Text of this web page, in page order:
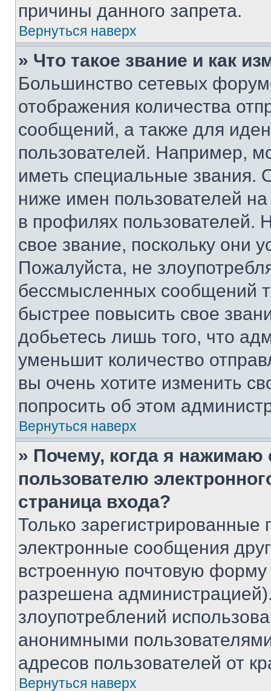
причины данного запрета.
Вернуться наверх
» Что такое звание и как
Большинство сетевых
отображения количества
сообщений, а также для
пользователей. Например,
иметь специальные звания.
ниже имен пользователей
в профилях
свое звание, поскольку они
Пожалуйста, не
бессмысленных сообщений
быстрее повысить свое
добьетесь лишь того, что
уменьшит количество
вы очень хотите изменить
попросить об этом
Вернуться наверх
» Почему, когда я нажимаю
пользователю
страница входа?
Только зарегистрированные
электронные сообщения
встроенную почтовую
разрешена
злоупотреблений
анонимными
адресов пользователей от
Вернуться наверх